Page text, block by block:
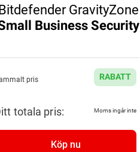
GravityZone
Business Security
pris RABATT
totala pris: Moms ingår inte
Köp nu